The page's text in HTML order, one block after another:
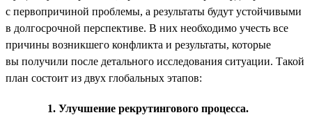
с первопричиной проблемы, а результаты будут устойчивыми
в долгосрочной перспективе. В них необходимо учесть все
причины возникшего конфликта и результаты, которые
вы получили после детального исследования ситуации. Такой
план состоит из двух глобальных этапов:
1. Улучшение рекрутингового процесса.